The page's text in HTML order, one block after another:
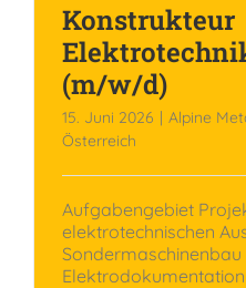
Konstrukteur
(m/w/d)
15. Juni 2026 | Alpine
Österreich
Aufgabengebiet
elektrotechnischen
Elektrodokumentation